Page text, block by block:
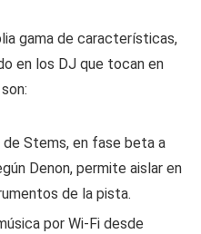
gama de características,
en los DJ que tocan en
de Stems, en fase beta a
Denon, permite aislar en
de la pista.
por Wi-Fi desde